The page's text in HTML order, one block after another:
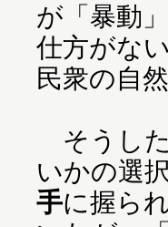
が「暴動
仕方がな
民衆の自
そうし
いかの選
手に握ら